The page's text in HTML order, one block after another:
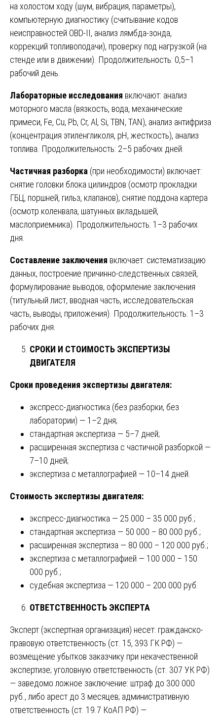
на холостом ходу (шум, вибрация, параметры),
компьютерную диагностику (считывание кодов
неисправностей OBD-II, анализ лямбда-зонда,
коррекций топливоподачи), проверку под нагрузкой (на
стенде или в движении). Продолжительность: 0,5–1
рабочий день.
Лабораторные исследования включают: анализ
моторного масла (вязкость, вода, механические
примеси, Fe, Cu, Pb, Cr, Al, Si, TBN, TAN), анализ антифриза
(концентрация этиленгликоля, pH, жесткость), анализ
топлива. Продолжительность: 2–5 рабочих дней.
Частичная разборка (при необходимости) включает:
снятие головки блока цилиндров (осмотр прокладки
ГБЦ, поршней, гильз, клапанов), снятие поддона картера
(осмотр коленвала, шатунных вкладышей,
маслоприемника). Продолжительность: 1–3 рабочих
дня.
Составление заключения включает: систематизацию
данных, построение причинно-следственных связей,
формулирование выводов, оформление заключения
(титульный лист, вводная часть, исследовательская
часть, выводы, приложения). Продолжительность: 1–3
рабочих дня.
СРОКИ И СТОИМОСТЬ ЭКСПЕРТИЗЫ
ДВИГАТЕЛЯ
Сроки проведения экспертизы двигателя:
экспресс-диагностика (без разборки, без
лаборатории) — 1–2 дня;
стандартная экспертиза — 5–7 дней;
расширенная экспертиза с частичной разборкой —
7–10 дней;
экспертиза с металлографией — 10–14 дней.
Стоимость экспертизы двигателя:
экспресс-диагностика — 25 000 – 35 000 руб.;
стандартная экспертиза — 50 000 – 80 000 руб.;
расширенная экспертиза — 80 000 – 120 000 руб.;
экспертиза с металлографией — 100 000 – 150
000 руб.;
судебная экспертиза — 120 000 – 200 000 руб.
ОТВЕТСТВЕННОСТЬ ЭКСПЕРТА
Эксперт (экспертная организация) несет: гражданско-
правовую ответственность (ст. 15, 393 ГК РФ) —
возмещение убытков заказчику при некачественной
экспертизе; уголовную ответственность (ст. 307 УК РФ)
— заведомо ложное заключение: штраф до 300 000
руб., либо арест до 3 месяцев; административную
ответственность (ст. 19.7 КоАП РФ) —